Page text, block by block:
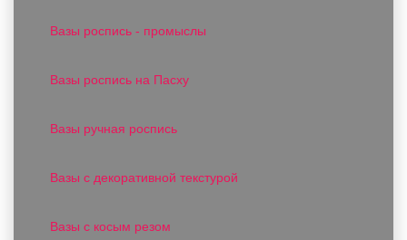
Вазы роспись - промыслы
Вазы роспись на Пасху
Вазы ручная роспись
Вазы с декоративной текстурой
Вазы с косым резом